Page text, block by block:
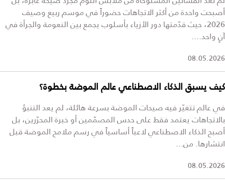
أصبحت واحدة من أكثر الاتجاهات حضوراً في موسم ربيع وصيف
2026، حيث قدّمتها دور الأزياء بأسلوب يجمع بين النعومة والجرأة في
آنٍ واحد....
08.05.2026
كيف يسبق الذكاء الاصطناعي عالم الموضة بخطوة؟
في عالم تتغيّر فيه صيحات الموضة بسرعة هائلة، لم يعد التنبؤ
بالاتجاهات يعتمد فقط على حدس المصمّمين أو خبرة المحرّرين، بل
أصبح الذكاء الاصطناعي لاعباً أساسياً في رسم ملامح الموضة قبل
انتشارها. من...
08.05.2026